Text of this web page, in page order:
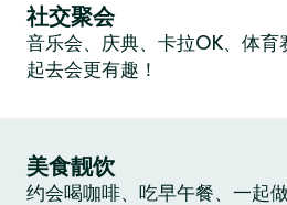
社交聚会
音乐会、庆典、卡拉OK、体育
起去会更有趣！
美食靓饮
约会喝咖啡、吃早午餐、一起